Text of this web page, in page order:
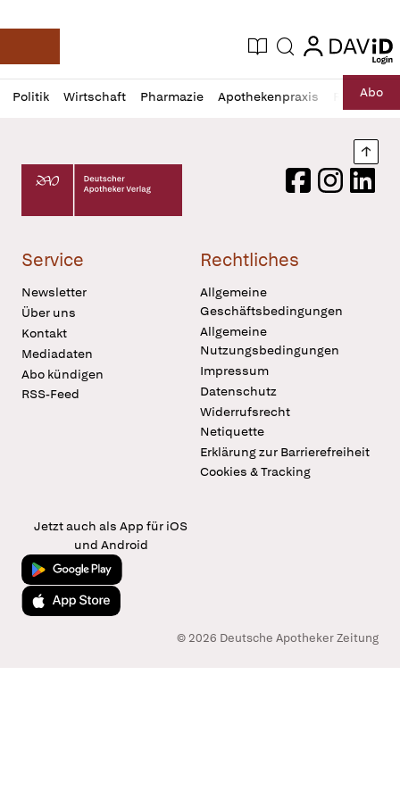
Deutsche Apotheker Zeitung
Aktuelle Ausgabe
Suche login
login
Politik Wirtschaft Pharmazie Apothekenpraxis RechtAbo
Profil
öffnen
Daz
Pur
Deutscher Apotheker Verlag Logo
FacebookInstagram
Service
Newsletter
Über uns
Kontakt
Mediadaten
Abo kündigen
RSS-Feed
Rechtliches
Allgemeine
Geschäftsbedingungen
Allgemeine
Nutzungsbedingungen
Impressum
Datenschutz
Widerrufsrecht
Netiquette
Erklärung zur Barrierefreiheit
Cookies & Tracking
Jetzt auch als App für iOS
und Android
Jetzt bei Google Play
Laden im App Store
© 2026 Deutsche Apotheker Zeitung